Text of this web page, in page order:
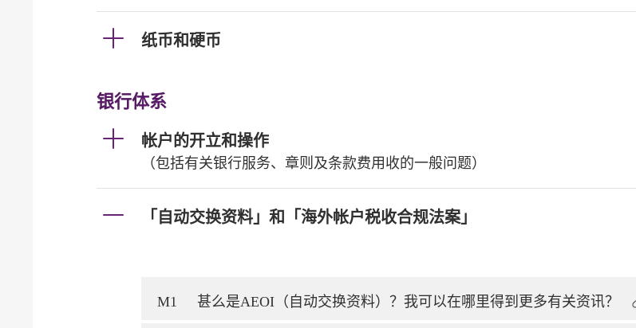
纸币和硬币
银行体系
帐户的开立和操作
（包括有关银行服务、章则及条款费用收的一般问题）
「自动交换资料」和「海外帐户税收合规法案」
M1 甚么是AEOI（自动交换资料）？我可以在哪里得到更多有关资讯？